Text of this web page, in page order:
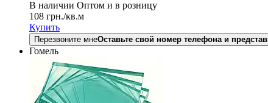
В наличии Оптом и в розницу
108 грн./кв.м
Купить
Перезвоните мнеОставьте свой номер телефона и
Гомель